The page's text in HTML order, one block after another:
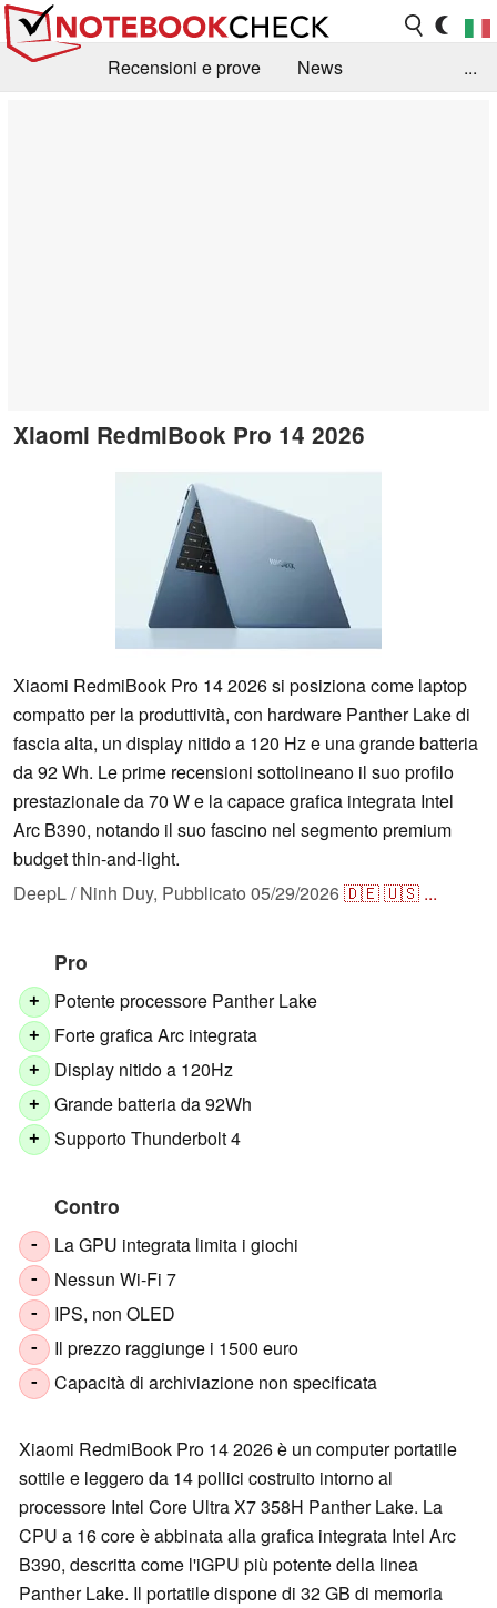
Recensioni e prove
News
...
Xiaomi RedmiBook Pro 14 2026
Xiaomi RedmiBook Pro 14 2026 si posiziona come laptop
compatto per la produttività, con hardware Panther Lake di
fascia alta, un display nitido a 120 Hz e una grande batteria
da 92 Wh. Le prime recensioni sottolineano il suo profilo
prestazionale da 70 W e la capace grafica integrata Intel
Arc B390, notando il suo fascino nel segmento premium
budget thin-and-light.
DeepL / Ninh Duy, Pubblicato 05/29/2026🇩🇪🇺🇸 ...
Pro
+ Potente processore Panther Lake
+ Forte grafica Arc integrata
+ Display nitido a 120Hz
+ Grande batteria da 92Wh
+ Supporto Thunderbolt 4
Contro
- La GPU integrata limita i giochi
- Nessun Wi-Fi 7
- IPS, non OLED
- Il prezzo raggiunge i 1500 euro
- Capacità di archiviazione non specificata
Xiaomi RedmiBook Pro 14 2026 è un computer portatile
sottile e leggero da 14 pollici costruito intorno al
processore Intel Core Ultra X7 358H Panther Lake. La
CPU a 16 core è abbinata alla grafica integrata Intel Arc
B390, descritta come l'iGPU più potente della linea
Panther Lake. Il portatile dispone di 32 GB di memoria